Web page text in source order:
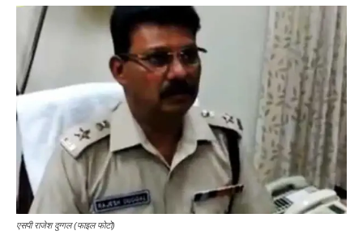
एसपी राजेश दुग्गल (फाइल फोटो)